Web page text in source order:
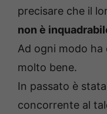
precisare che il
non è
Ad ogni modo
molto bene.
In passato è
concorrente al